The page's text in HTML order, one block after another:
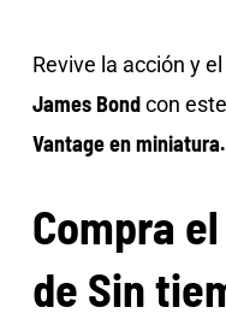
Revive la acción y
James Bondcon
Vantage en miniatura.
Compra
de Sin